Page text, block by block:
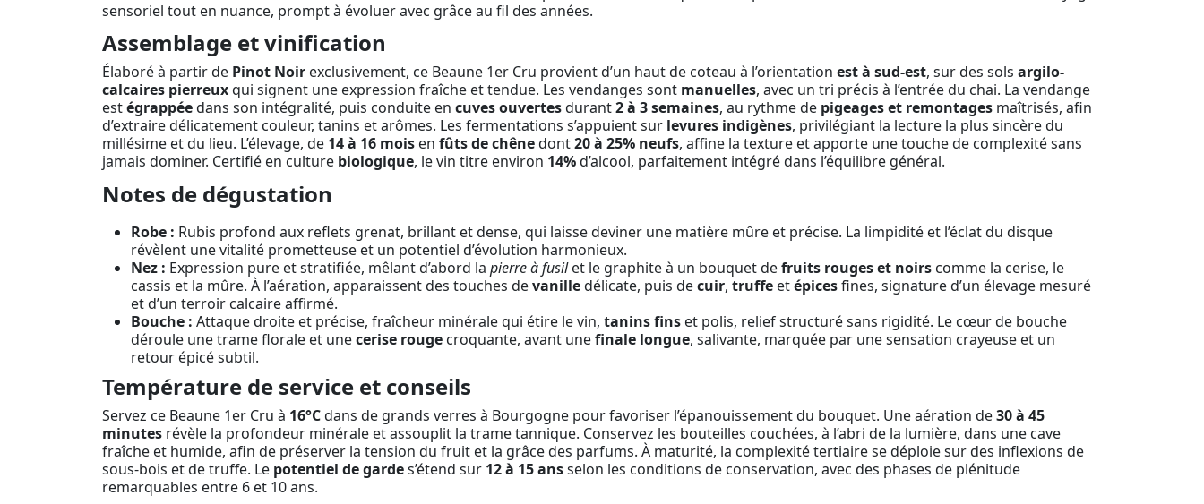
sensoriel tout en nuance, prompt à évoluer avec grâce au fil des années.
Assemblage et vinification
Élaboré à partir de Pinot Noir exclusivement, ce Beaune 1er Cru provient d’un haut de coteau à l’orientation est à sud-est, sur des sols argilo-
calcaires pierreuxqui signent une expression fraîche et tendue. Les vendanges sont manuelles, avec un tri précis à l’entrée du chai. La vendange
estégrappéedans son intégralité, puis conduite en cuves ouvertesdurant2 à 3 semaines, au rythme de pigeages et remontages maîtrisés, afin
d’extraire délicatement couleur, tanins et arômes. Les fermentations s’appuient sur levures indigènes, privilégiant la lecture la plus sincère du
millésime et du lieu. L’élevage, de 14 à 16 mois en fûts de chênedont20 à 25% neufs, affine la texture et apporte une touche de complexité sans
jamais dominer. Certifié en culture biologique, le vin titre environ 14%d’alcool, parfaitement intégré dans l’équilibre général.
Notes de dégustation
Robe : Rubis profond aux reflets grenat, brillant et dense, qui laisse deviner une matière mûre et précise. La limpidité et l’éclat du disque
révèlent une vitalité prometteuse et un potentiel d’évolution harmonieux.
Nez : Expression pure et stratifiée, mêlant d’abord la pierre à fusilet le graphite à un bouquet defruits rouges et noirs comme la cerise, le
cassis et la mûre. À l’aération, apparaissent des touches devanilledélicate, puis decuir, truffe etépicesfines, signature d’un élevage mesuré
et d’un terroir calcaire affirmé.
Bouche : Attaque droite et précise, fraîcheur minérale qui étire le vin, tanins fins et polis, relief structuré sans rigidité. Le cœur de bouche
déroule une trame florale et unecerise rouge croquante, avant unefinale longue, salivante, marquée par une sensation crayeuse et un
retour épicé subtil.
Température de service et conseils
Servez ce Beaune 1er Cru à 16°Cdans de grands verres à Bourgogne pour favoriser l’épanouissement du bouquet. Une aération de30 à 45
minutes révèle la profondeur minérale et assouplit la trame tannique. Conservez les bouteilles couchées, à l’abri de la lumière, dans une cave
fraîche et humide, afin de préserver la tension du fruit et la grâce des parfums. À maturité, la complexité tertiaire se déploie sur des inflexions de
sous-bois et de truffe. Le potentiel de gardes’étend sur 12 à 15 ansselon les conditions de conservation, avec des phases de plénitude
remarquables entre 6 et 10 ans.